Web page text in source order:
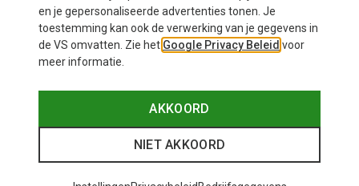
en je gepersonaliseerde advertenties tonen. Je
toestemming kan ook de verwerking van je gegevens in
de VS omvatten. Zie het Google Privacy Beleid voor
meer informatie.
AKKOORD
NIET AKKOORD